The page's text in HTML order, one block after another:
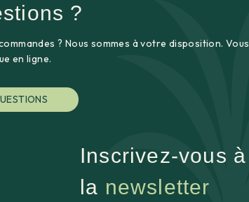
?
? Nous sommes à votre disposition. Vous
en ligne.
Inscrivez-vous à
la newsletter